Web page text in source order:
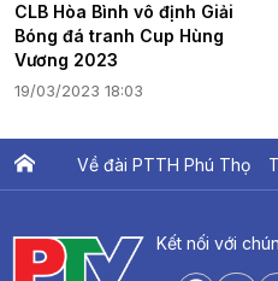
CLB Hòa Bình vô định Giải
Bóng đá tranh Cup Hùng
Vương 2023
19/03/2023 18:03
Về đài PTTH Phú Thọ
Kết nối với